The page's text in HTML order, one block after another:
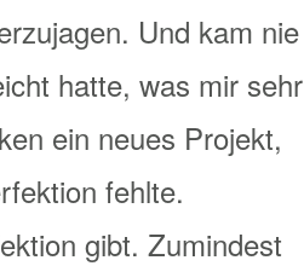
Und kam nie
hatte, was mir sehr
ein neues Projekt,
fehlte.
gibt. Zumindest